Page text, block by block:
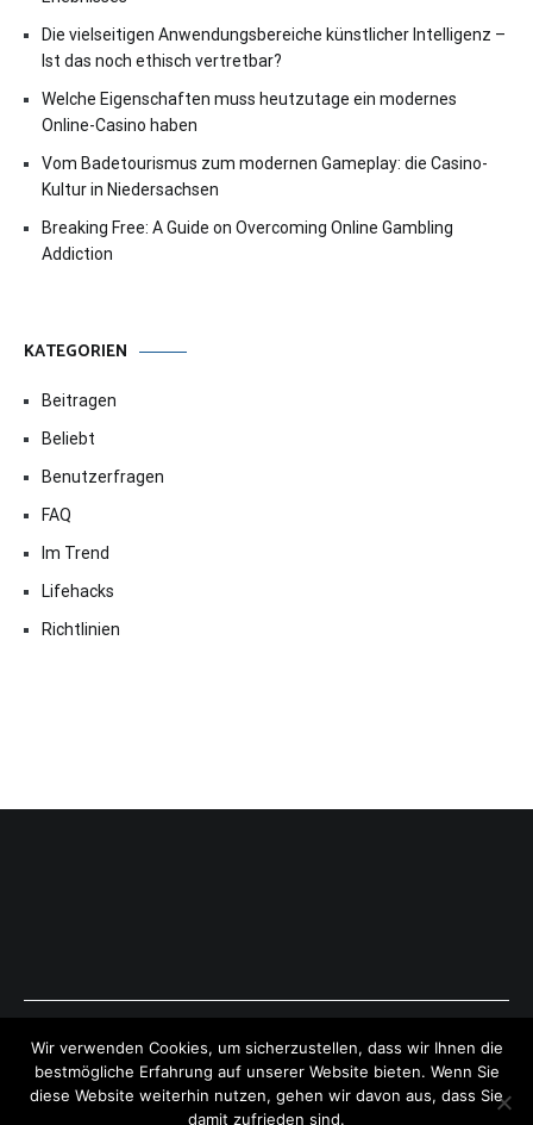
Die vielseitigen Anwendungsbereiche künstlicher Intelligenz –
Ist das noch ethisch vertretbar?
Welche Eigenschaften muss heutzutage ein modernes
Online-Casino haben
Vom Badetourismus zum modernen Gameplay: die Casino-
Kultur in Niedersachsen
Breaking Free: A Guide on Overcoming Online Gambling
Addiction
KATEGORIEN
Beitragen
Beliebt
Benutzerfragen
FAQ
Im Trend
Lifehacks
Richtlinien
Copyright © 2026ExpressAntworten.com. All rights reserved.
Theme:Cenote by ThemeGrill. Powered byWordPress .
Wir verwenden Cookies, um sicherzustellen, dass wir Ihnen die
bestmögliche Erfahrung auf unserer Website bieten. Wenn Sie
diese Website weiterhin nutzen, gehen wir davon aus, dass Sie
damit zufrieden sind.